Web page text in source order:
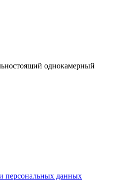
однокамерный
персональных данных